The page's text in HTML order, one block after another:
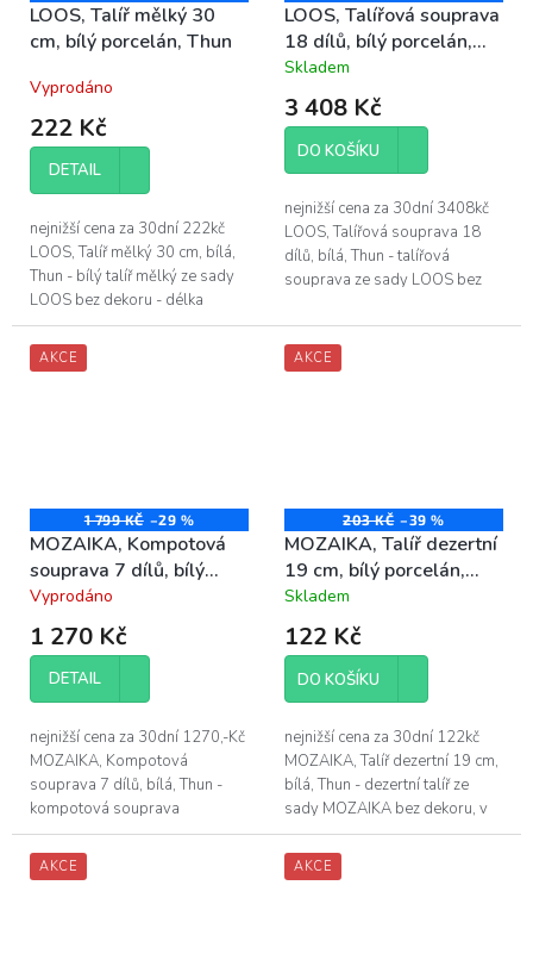
LOOS, Talíř mělký 30
cm, bílý porcelán, Thun
Vyprodáno
222 Kč
DETAIL
nejnižší cena za 30dní 222kč
LOOS, Talíř mělký 30 cm, bílá,
Thun - bílý talíř mělký ze sady
LOOS bez dekoru - délka
mělkého talíře LOOS 30 cm -
vyrobeno z vysoce kvalitního...
LOOS, Talířová souprava
18 dílů, bílý porcelán,
Thun
Průměrné
produktu
4,8
5
hvězdiček.
Skladem
3 408 Kč
DO KOŠÍKU
nejnižší cena za 30dní 3408kč
LOOS, Talířová souprava 18
dílů, bílá, Thun - talířová
souprava ze sady LOOS bez
6x talíř dezertní 21cm - 6x...
AKCE
1 799 KČ –29 %
MOZAIKA, Kompotová
souprava 7 dílů, bílý
porcelán, Thun
Průměrné
produktu
4,5
5
hvězdiček.
Vyprodáno
1 270 Kč
DETAIL
nejnižší cena za 30dní 1270,-Kč
MOZAIKA, Kompotová
souprava 7 dílů, bílá, Thun -
kompotová souprava
MOZAIKA bez dekoru, v barvě
bílá obsahuje: - 6 ks
kompotová mísa - průměr: 16...
AKCE
203 KČ –39 %
MOZAIKA, Talíř dezertní
19 cm, bílý porcelán,
Thun
Průměrné
hodnocení
produktu
4,5
5
hvězdiček.
Skladem
122 Kč
DO KOŠÍKU
nejnižší cena za 30dní 122kč
MOZAIKA, Talíř dezertní 19 cm,
bílá, Thun - dezertní talíř ze
sady MOZAIKA bez dekoru, v
barvě bílá - průměr dezertního
talíře je 19 cm - vyrobeno...
AKCE AKCE